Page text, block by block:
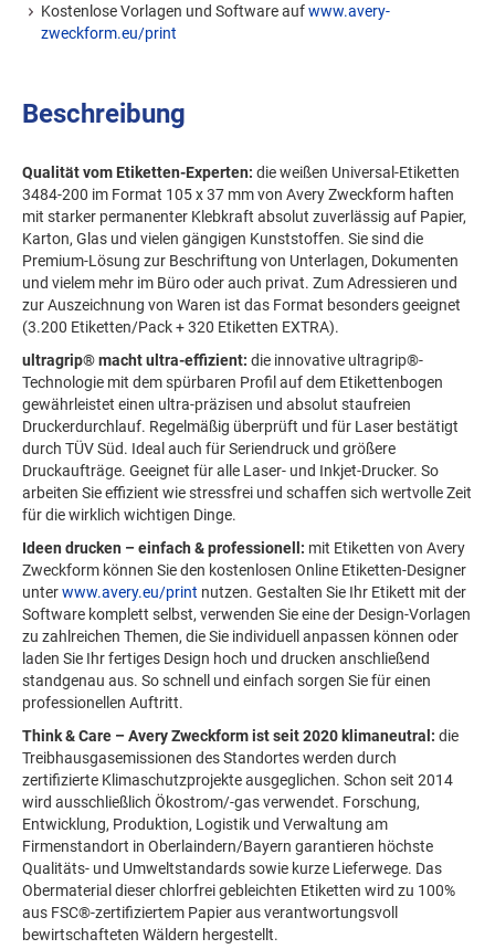
Kostenlose Vorlagen und Software aufwww.avery-
zweckform.eu/print
Beschreibung
Qualität vom Etiketten-Experten: die weißen Universal-Etiketten
3484-200 im Format 105 x 37 mm von Avery Zweckform haften
mit starker permanenter Klebkraft absolut zuverlässig auf Papier,
Karton, Glas und vielen gängigen Kunststoffen. Sie sind die
Premium-Lösung zur Beschriftung von Unterlagen, Dokumenten
und vielem mehr im Büro oder auch privat. Zum Adressieren und
zur Auszeichnung von Waren ist das Format besonders geeignet
(3.200 Etiketten/Pack + 320 Etiketten EXTRA).
ultragrip® macht ultra-effizient: die innovative ultragrip®-
Technologie mit dem spürbaren Profil auf dem Etikettenbogen
gewährleistet einen ultra-präzisen und absolut staufreien
Druckerdurchlauf. Regelmäßig überprüft und für Laser bestätigt
durch TÜV Süd. Ideal auch für Seriendruck und größere
Druckaufträge. Geeignet für alle Laser- und Inkjet-Drucker. So
arbeiten Sie effizient wie stressfrei und schaffen sich wertvolle Zeit
für die wirklich wichtigen Dinge.
Ideen drucken – einfach & professionell: mit Etiketten von Avery
Zweckform können Sie den kostenlosen Online Etiketten-Designer
unterwww.avery.eu/print nutzen. Gestalten Sie Ihr Etikett mit der
Software komplett selbst, verwenden Sie eine der Design-Vorlagen
zu zahlreichen Themen, die Sie individuell anpassen können oder
laden Sie Ihr fertiges Design hoch und drucken anschließend
standgenau aus. So schnell und einfach sorgen Sie für einen
professionellen Auftritt.
Think & Care – Avery Zweckform ist seit 2020 klimaneutral: die
Treibhausgasemissionen des Standortes werden durch
zertifizierte Klimaschutzprojekte ausgeglichen. Schon seit 2014
wird ausschließlich Ökostrom/-gas verwendet. Forschung,
Entwicklung, Produktion, Logistik und Verwaltung am
Firmenstandort in Oberlaindern/Bayern garantieren höchste
Qualitäts- und Umweltstandards sowie kurze Lieferwege. Das
Obermaterial dieser chlorfrei gebleichten Etiketten wird zu 100%
aus FSC®-zertifiziertem Papier aus verantwortungsvoll
bewirtschafteten Wäldern hergestellt.